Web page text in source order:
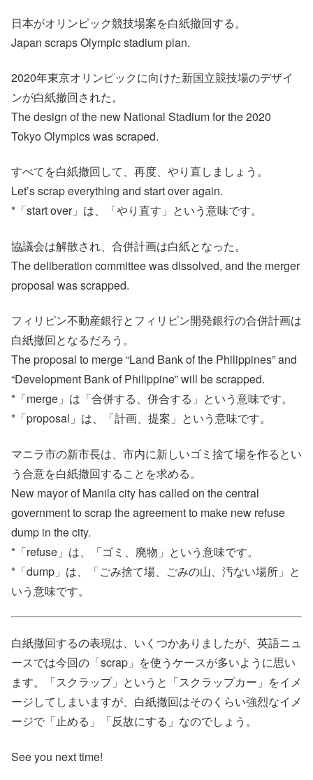
日本がオリンピック競技場案を白紙撤回する。
Japan scraps Olympic stadium plan.
2020年東京オリンピックに向けた新国立競技場のデザイ
ンが白紙撤回された。
The design of the new National Stadium for the 2020
Tokyo Olympics was scraped.
すべてを白紙撤回して、再度、やり直しましょう。
Let’s scrap everything and start over again.
*「start over」は、「やり直す」という意味です。
協議会は解散され、合併計画は白紙となった。
The deliberation committee was dissolved, and the merger
proposal was scrapped.
フィリピン不動産銀行とフィリピン開発銀行の合併計画は
白紙撤回となるだろう。
The proposal to merge “Land Bank of the Philippines” and
“Development Bank of Philippine” will be scrapped.
*「merge」は「合併する、併合する」という意味です。
*「proposal」は、「計画、提案」という意味です。
マニラ市の新市長は、市内に新しいゴミ捨て場を作るとい
う合意を白紙撤回することを求める。
New mayor of Manila city has called on the central
government to scrap the agreement to make new refuse
dump in the city.
*「refuse」は、「ゴミ、廃物」という意味です。
*「dump」は、「ごみ捨て場、ごみの山、汚ない場所」と
いう意味です。
白紙撤回するの表現は、いくつかありましたが、英語ニュ
ースでは今回の「scrap」を使うケースが多いように思い
ます。「スクラップ」というと「スクラップカー」をイメ
ージしてしまいますが、白紙撤回はそのくらい強烈なイメ
ージで「止める」「反故にする」なのでしょう。
See you next time!